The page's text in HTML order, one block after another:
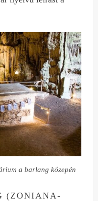
a barlang közepén
(ZONIANA-